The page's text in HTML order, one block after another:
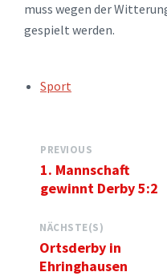
muss wegen der
gespielt werden.
TAGS:Sport
PREVIOUS
1. Mannschaft
gewinnt Derby 5:2
NÄCHSTE(S)
Ortsderby in
Ehringhausen